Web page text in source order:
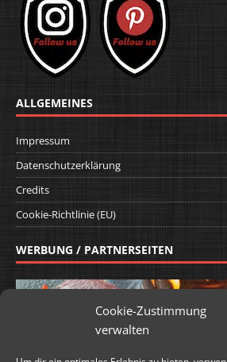
Cookie-Zustimmung
verwalten
ALLGEMEINES
Impressum
Datenschutzerklärung
Credits
Cookie-Richtlinie (EU)
WERBUNG / PARTNERSEITEN